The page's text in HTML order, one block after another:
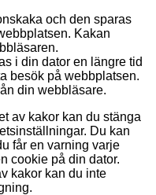
och den sparas
Kakan
i din dator en längre tid
besök på webbplatsen.
din webbläsare.
av kakor kan du stänga
Du kan
får en varning varje
cookie på din dator.
kakor kan du inte